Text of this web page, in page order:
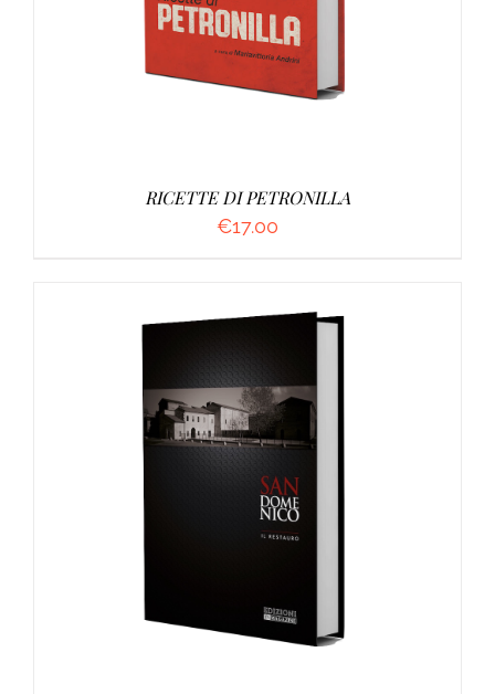
RICETTE DI PETRONILLA
€17.00
AGGIUNGI AL CARRELLO /